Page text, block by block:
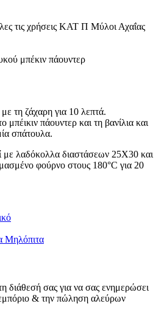
τις χρήσεις ΚΑΤ Π Μύλοι Αχαΐας
μπέκιν πάουντερ
τη ζάχαρη για 10 λεπτά.
πάουντερ και τη βανίλια και
σπάτουλα.
με λαδόκολλα διαστάσεων 25Χ30 και
φούρνο στους 180°C για 20
Μηλόπιτα
διάθεσή σας για να σας ενημερώσει
& την πώληση αλεύρων